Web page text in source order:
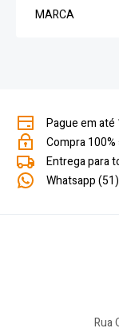
MARCA
CAPACIDADE
COR
PAÍS DE
IDENTIDADE,
VALIDADE. ESTE
PESSOAS QUE
Pague em até
Compra
Entrega para
Whatsapp
Rua